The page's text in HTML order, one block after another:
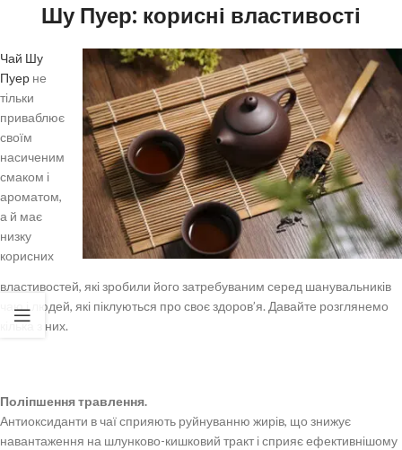
Шу Пуер: корисні властивості
Чай Шу
Пуер не
тільки
приваблює
своїм
насиченим
смаком і
ароматом,
а й має
низку
корисних
властивостей, які зробили його затребуваним серед шанувальників
чаю і людей, які піклуються про своє здоров’я. Давайте розглянемо
кілька з них.
Поліпшення травлення.
Антиоксиданти в чаї сприяють руйнуванню жирів, що знижує
навантаження на шлунково-кишковий тракт і сприяє ефективнішому